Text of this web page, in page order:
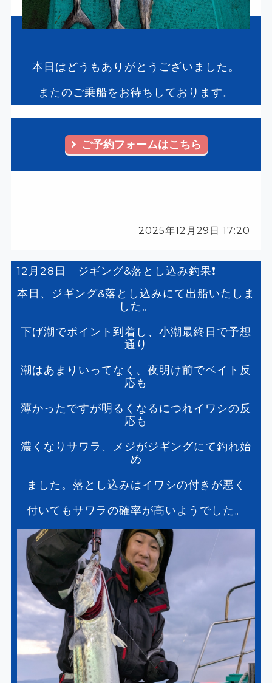
本日はどうもありがとうございました。
またのご乗船をお待ちしております。
ご予約フォームはこちら
2025年12月29日 17:20
12月28日 ジギング&落とし込み釣果❗️
本日、ジギング&落とし込みにて出船いたしま
した。
下げ潮でポイント到着し、小潮最終日で予想
通り
潮はあまりいってなく、夜明け前でベイト反
応も
薄かったですが明るくなるにつれイワシの反
応も
濃くなりサワラ、メジがジギングにて釣れ始
め
ました。落とし込みはイワシの付きが悪く
付いてもサワラの確率が高いようでした。